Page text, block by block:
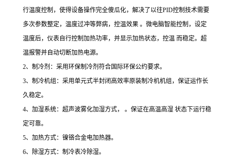
行温度控制，使得设备操作完全傻瓜化，解决了以往PID控制技术需要
多次参数整定，温度过冲等弊病，控温效果 。微电脑智能控制，设定
温度后，仪表自行控制加热功率，并显示加热状态，控温 而稳定。超
温报警并自动切断加热电源。
2、制冷剂：采用环保制冷剂符合国际环保公约要求。
3、制冷机组：采用单元式半封闭高效率原装制冷机机组，保证运作长
久稳定。
4、加湿系统：超声波雾化加湿方式， 。保证在高温高湿 状态下运行稳
定可靠。
5、加热方式：镍铬合金电加热器。
6、除湿方式：制冷表冷除湿。